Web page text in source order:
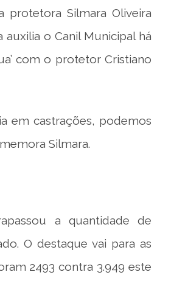
Silmara Oliveira
o Canil Municipal há
com o protetor Cristiano
em castrações, podemos
Silmara.
a quantidade de
O destaque vai para as
2493 contra 3.949 este